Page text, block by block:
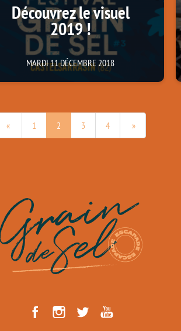
Découvrez le visuel
2019 !
MARDI 11 DÉCEMBRE 2018
« 1 2 3 4 »